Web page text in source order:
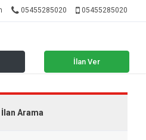
05455285020 05455285020
İlan Ver
İlan Arama